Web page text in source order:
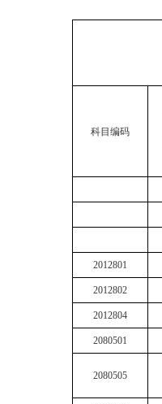
科目编码
2012801
2012802
2012804
2080501
2080505